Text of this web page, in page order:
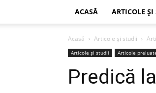
ACASĂ ARTICOLE ŞI
Acasă Articole şi studii
Articole şi studii Articole
Predică